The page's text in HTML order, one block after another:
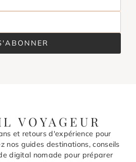
VOYAGEUR
et retours d'expérience pour
nos guides destinations, conseils
digital nomade pour préparer